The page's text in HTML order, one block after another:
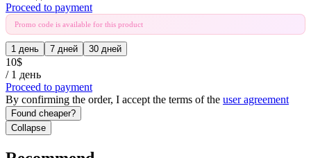
Proceed to payment
Promo code is available for this product
1 день 7 дней 30 дней
10$
/ 1 день
Proceed to payment
By confirming the order, I accept the terms of the user agreement
Found cheaper?
Collapse